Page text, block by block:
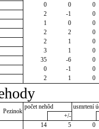
0 0
0
2 -1
0
1 0
0
2 2
0
2 1
0
3 1
0
35 -6
0
0 -1
0
2 1 0
Pezinok
počet nehôd
usmrtení
+/-
14 5
0